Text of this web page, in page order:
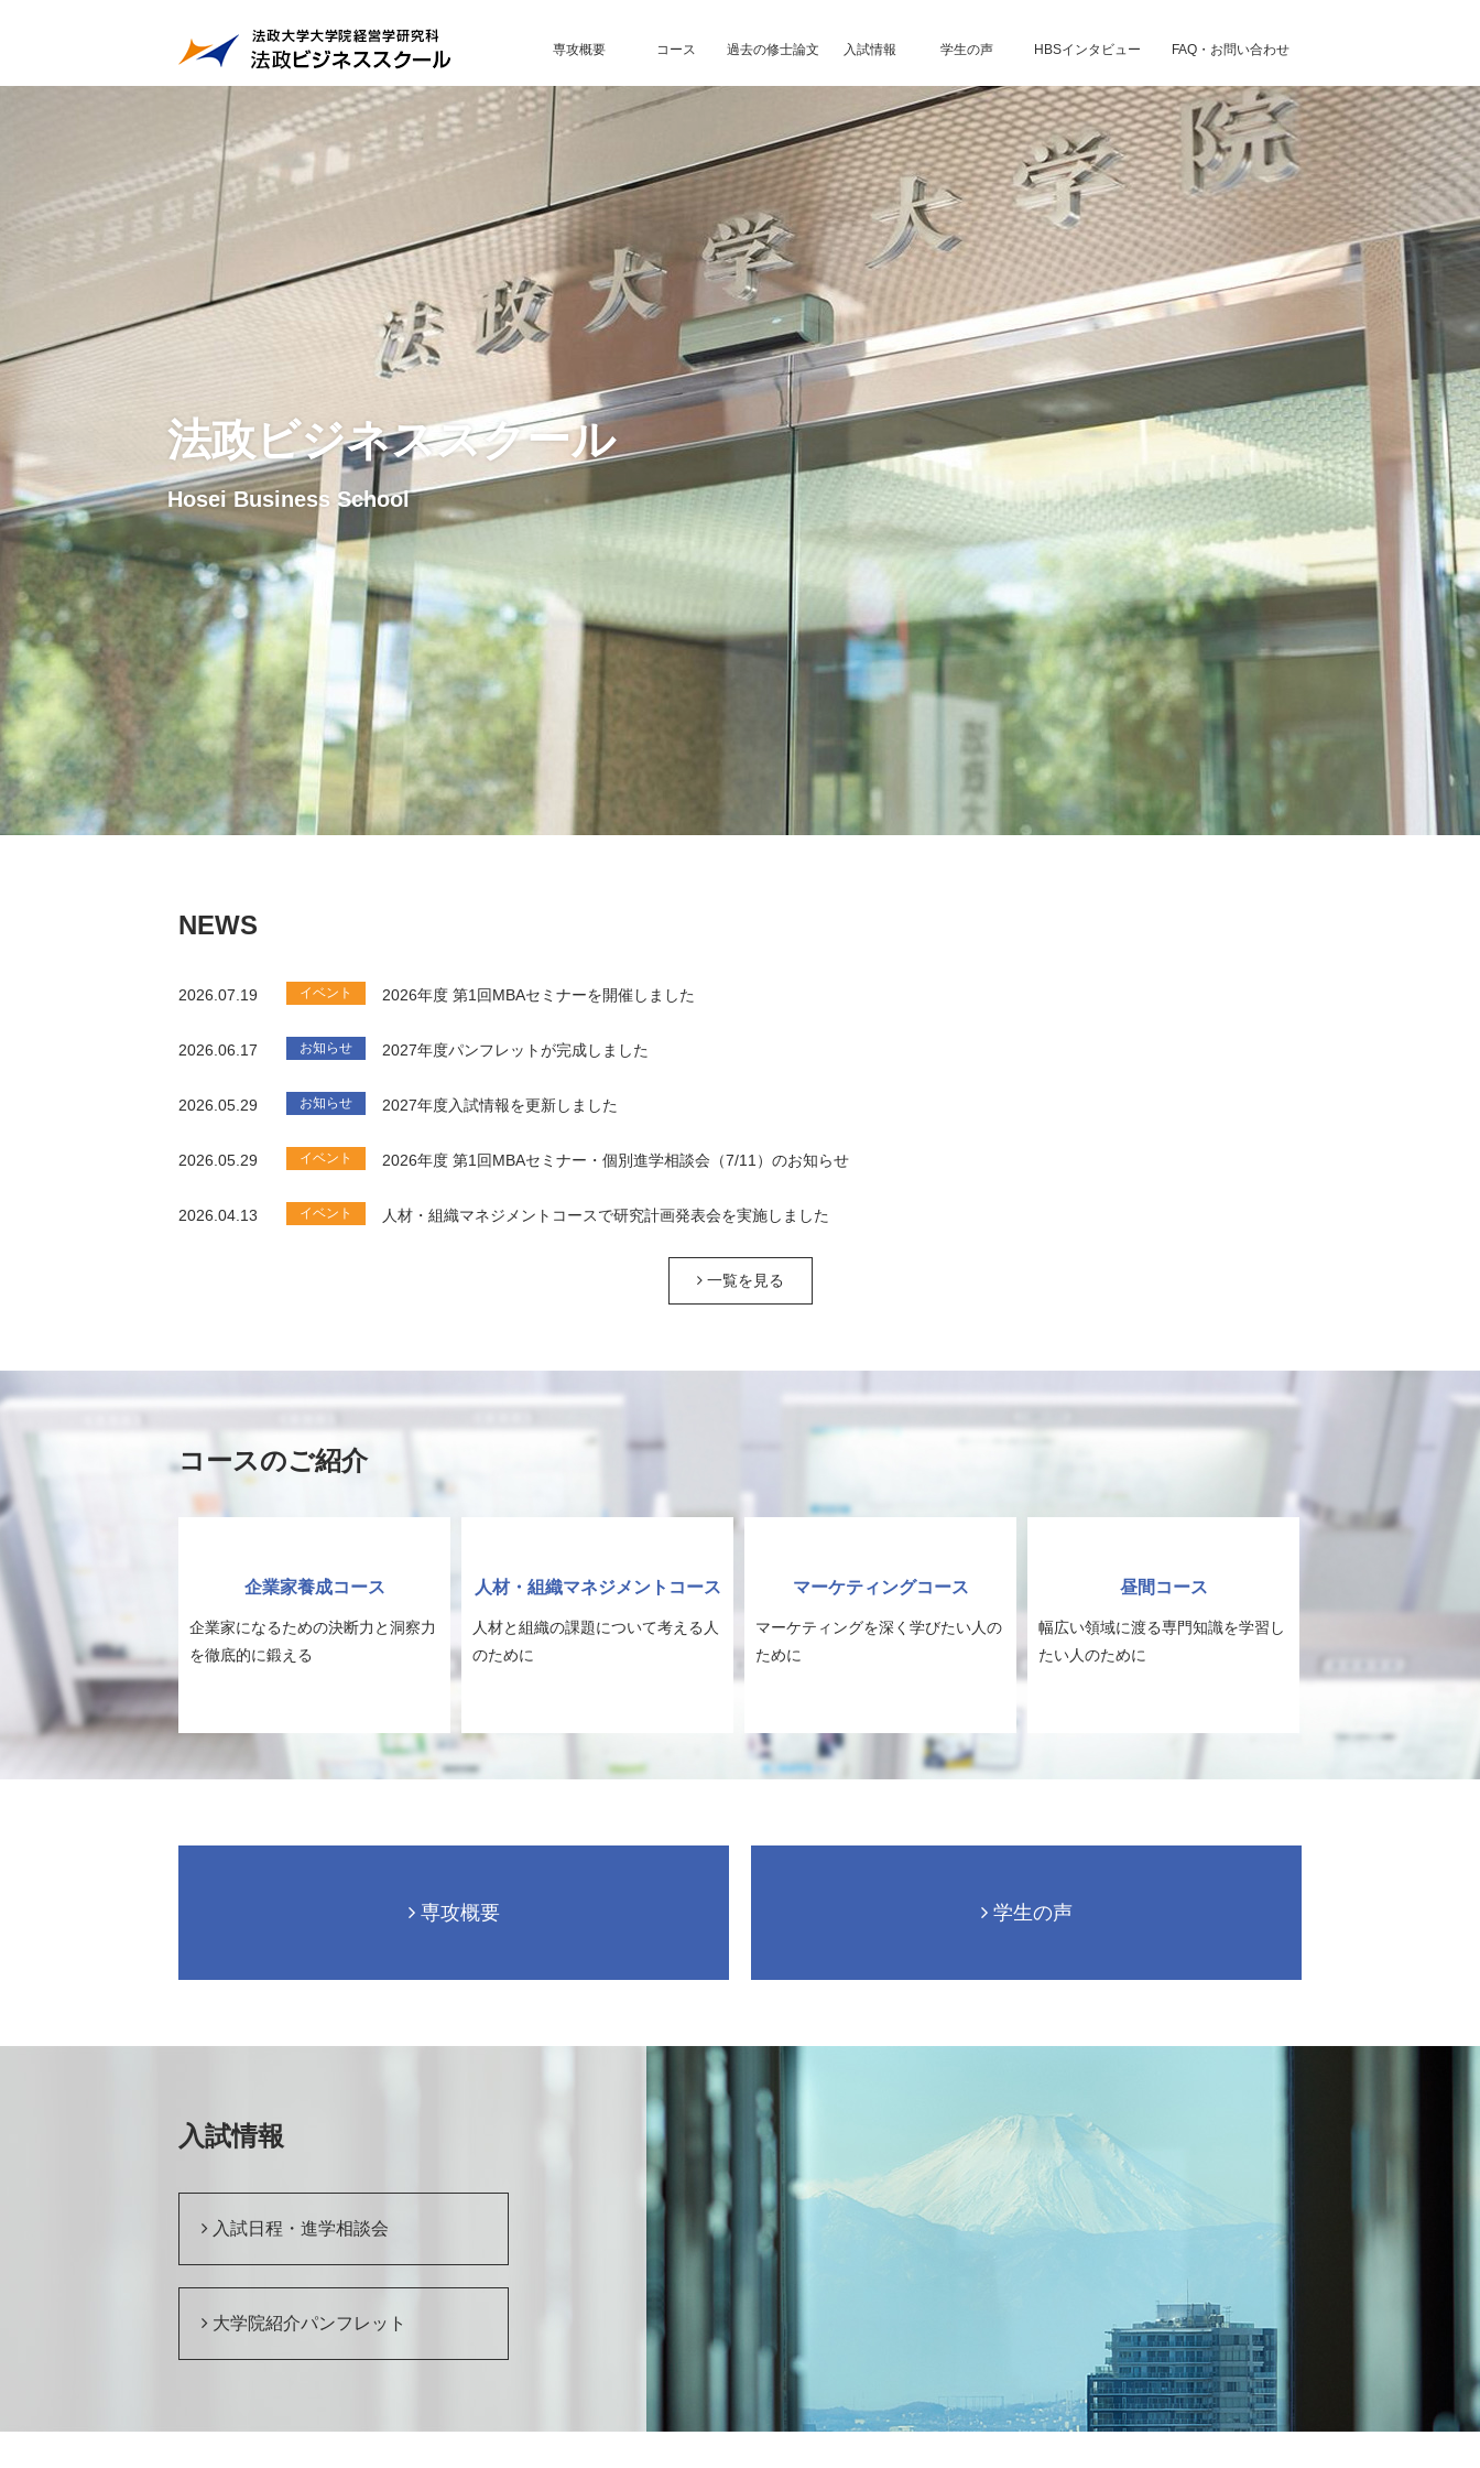
専攻概要 コース 過去の修士論文 入試情報 学生の声 HBSインタビュー FAQ・お問い合わせ
法政ビジネススクール
Hosei Business School
NEWS
2026.07.19 イベント 2026年度 第1回MBAセミナーを開催しました
2026.06.17 お知らせ 2027年度パンフレットが完成しました
2026.05.29 お知らせ 2027年度入試情報を更新しました
2026.05.29 イベント 2026年度 第1回MBAセミナー・個別進学相談会（7/11）のお知らせ
2026.04.13 イベント 人材・組織マネジメントコースで研究計画発表会を実施しました
一覧を見る
コースのご紹介
企業家養成コース
企業家になるための決断力と洞察力
を徹底的に鍛える
人材・組織マネジメントコース
人材と組織の課題について考える人
のために
マーケティングコース
マーケティングを深く学びたい人の
ために
昼間コース
幅広い領域に渡る専門知識を学習し
たい人のために
専攻概要 学生の声
入試情報
入試日程・進学相談会
大学院紹介パンフレット